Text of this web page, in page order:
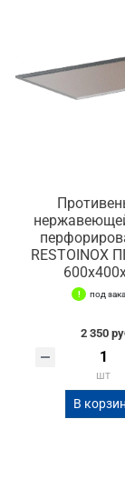
RESTOINOX
под
2 350
шт
В